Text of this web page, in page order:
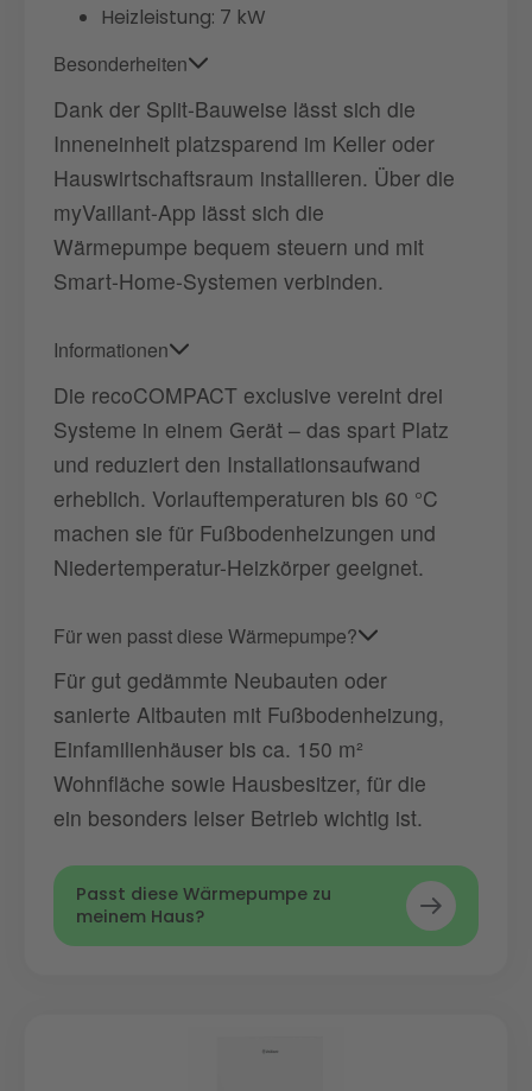
Heizleistung: 7 kW
Besonderheiten
Dank der Split-Bauweise lässt sich die
Inneneinheit platzsparend im Keller oder
Hauswirtschaftsraum installieren. Über die
myVaillant-App lässt sich die
Wärmepumpe bequem steuern und mit
Smart-Home-Systemen verbinden.
Informationen
Die recoCOMPACT exclusive vereint drei
Systeme in einem Gerät – das spart Platz
und reduziert den Installationsaufwand
erheblich. Vorlauftemperaturen bis 60 °C
machen sie für Fußbodenheizungen und
Niedertemperatur-Heizkörper geeignet.
Für wen passt diese Wärmepumpe?
Für gut gedämmte Neubauten oder
sanierte Altbauten mit Fußbodenheizung,
Einfamilienhäuser bis ca. 150 m²
Wohnfläche sowie Hausbesitzer, für die
ein besonders leiser Betrieb wichtig ist.
Passt diese Wärmepumpe zu
meinem Haus?